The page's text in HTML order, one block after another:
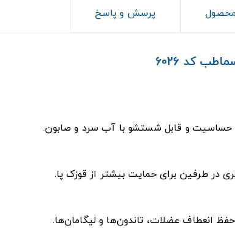
پرسش و پاسخ
کد 6026
حساسیت و قابل شستشو با آب سرد و صابون.
در طرفین برای حمایت بیشتر از قوزک پا.
انعطاف عضلات، تاندون‌ها و لیگامان‌ها.